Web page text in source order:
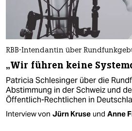
RBB-Intendantin über
„Wir führen keine
Patricia Schlesinger über die
Abstimmung in der Schweiz und
Öffentlich-Rechtlichen in
Interview von Jürn Kruse und Anne